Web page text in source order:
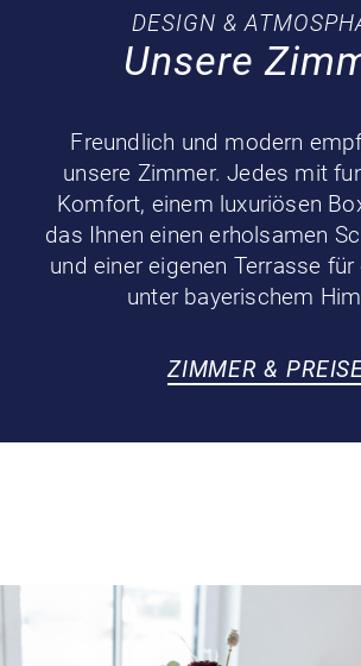
DESIGN &
Unsere
Freundlich und modern
unsere Zimmer. Jedes mit
Komfort, einem luxuriösen
das Ihnen einen erholsamen
und einer eigenen Terrasse
unter bayerischem
ZIMMER &